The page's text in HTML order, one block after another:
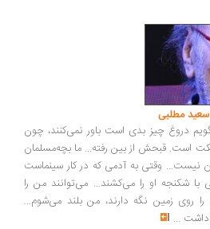
چیز بدی است باور نمی‌کنند، چون
قبحش از بین رفته... ما بچه‌مسلمان
وقتی به آدمی که در کار سینماست
او را می‌کشند... می‌توانند من را
زمین نگه دارند، من بلند می‌شوم...
...